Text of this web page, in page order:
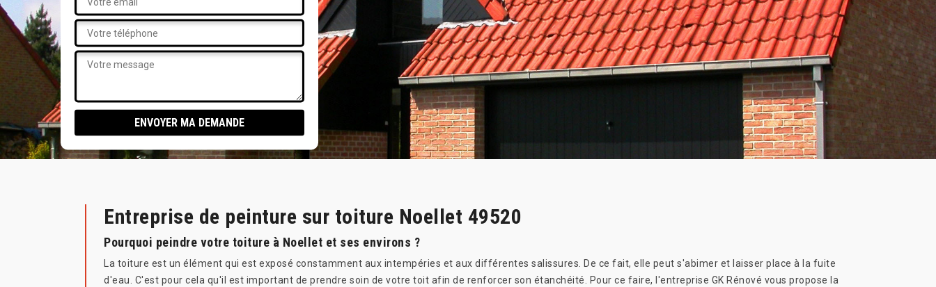
Entreprise de peinture sur toiture Noellet 49520
Pourquoi peindre votre toiture à Noellet et ses environs ?
La toiture est un élément qui est exposé constamment aux intempéries et aux différentes salissures. De ce fait, elle peut s'abimer et laisser place à la fuite
d'eau. C'est pour cela qu'il est important de prendre soin de votre toit afin de renforcer son étanchéité. Pour ce faire, l'entreprise GK Rénové vous propose la